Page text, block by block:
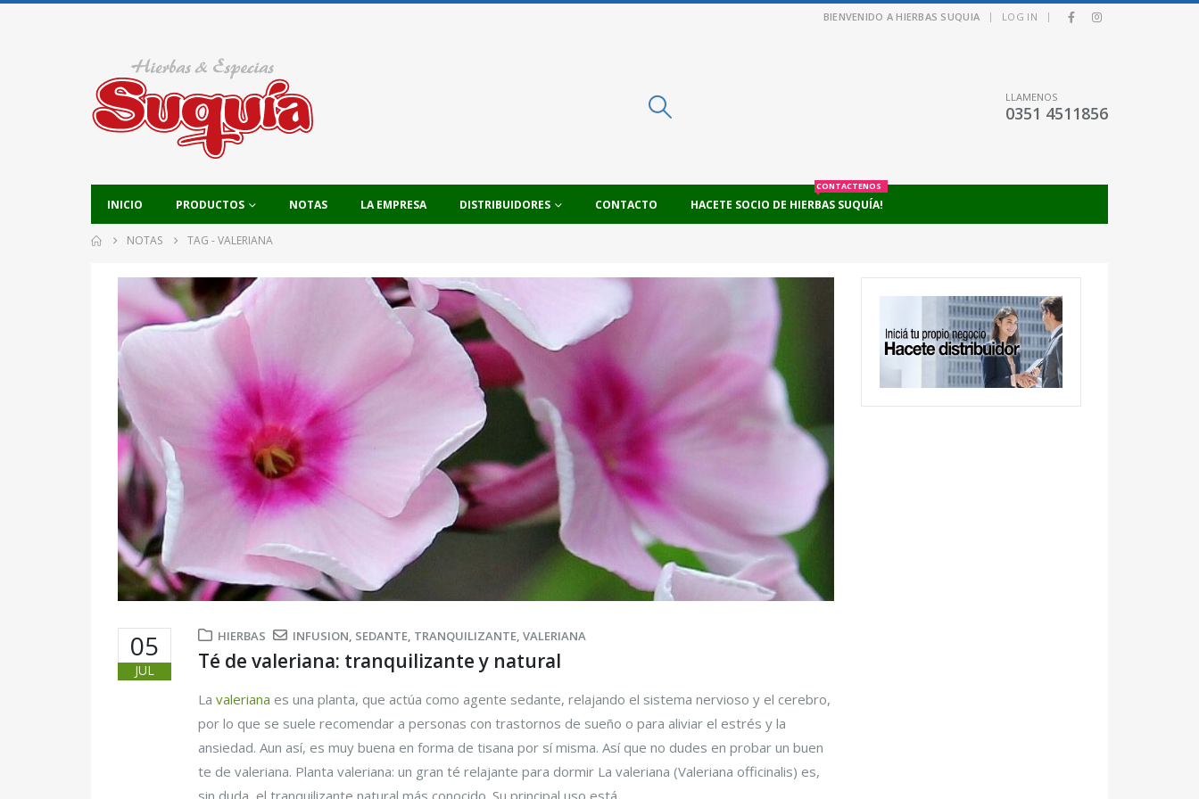
BIENVENIDO A HIERBAS SUQUIA | LOG IN |
LLAMENOS
0351 4511856
INICIO PRODUCTOS NOTAS LA EMPRESA DISTRIBUIDORES CONTACTO HACETE SOCIO DE HIERBAS SUQUÍA!
CONTACTENOS
NOTAS TAG -VALERIANA
05
JUL
HIERBAS INFUSION, SEDANTE, TRANQUILIZANTE, VALERIANA
Té de valeriana: tranquilizante y natural
La valeriana es una planta, que actúa como agente sedante, relajando el sistema nervioso y el cerebro,
por lo que se suele recomendar a personas con trastornos de sueño o para aliviar el estrés y la
ansiedad. Aun así, es muy buena en forma de tisana por sí misma. Así que no dudes en probar un buen
te de valeriana. Planta valeriana: un gran té relajante para dormir La valeriana (Valeriana officinalis) es,